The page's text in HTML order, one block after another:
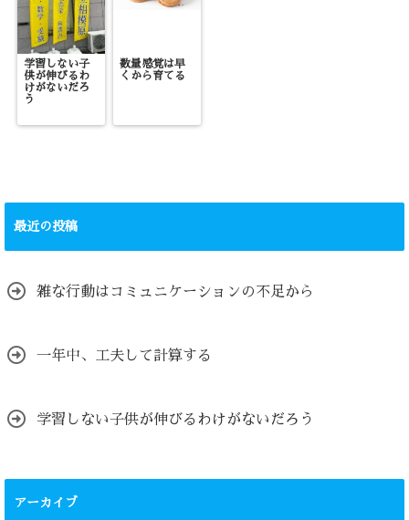
学習しない子
供が伸びるわ
けがないだろ
う
数量感覚は早
くから育てる
最近の投稿
雑な行動はコミュニケーションの不足から
一年中、工夫して計算する
学習しない子供が伸びるわけがないだろう
アーカイブ